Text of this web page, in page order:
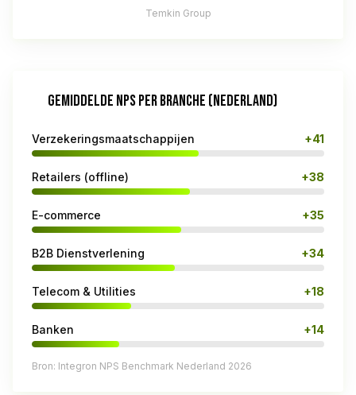
Temkin Group
GEMIDDELDE NPS PER BRANCHE (NEDERLAND)
Verzekeringsmaatschappijen +41
Retailers (offline) +38
E-commerce +35
B2B Dienstverlening +34
Telecom & Utilities +18
Banken +14
Bron: Integron NPS Benchmark Nederland 2026